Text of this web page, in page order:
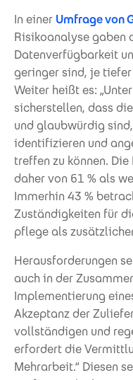
In einer Umfrage von
Risikoanalyse gaben
Datenverfügbarkeit
geringer sind, je
Weiter heißt es:
sicherstellen, dass
und glaubwürdig
identifizieren und
treffen zu können.
daher von 61 % als
Immerhin 43 %
Zuständigkeiten für
pflege als
Herausforderungen
auch in der
Implementierung
Akzeptanz der
vollständigen und
erfordert die
Mehrarbeit.“ Diesen